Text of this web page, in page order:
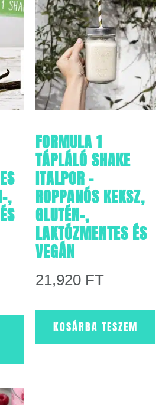
,
FORMULA 1
TÁPLÁLÓ SHAKE
ITALPOR –
ROPPANÓS KEKSZ,
GLUTÉN-,
LAKTÓZMENTES ÉS
VEGÁN
21,920 FT
KOSÁRBA TESZEM